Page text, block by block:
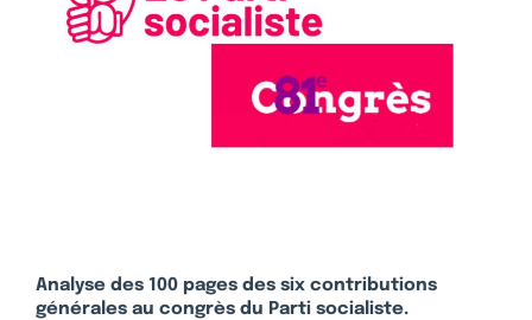
Analyse des 100 pages des six contributions
générales au congrès du Parti socialiste.